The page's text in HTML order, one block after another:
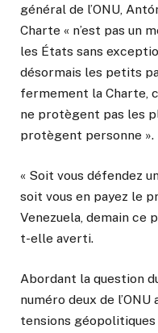
général de l’ONU,
Charte « n’est pas un
les États sans
désormais les petits
fermement la Charte,
ne protègent pas les
protègent personne ».
« Soit vous défendez
soit vous en payez le
Venezuela, demain ce
t-elle averti.
Abordant la question
numéro deux de
tensions